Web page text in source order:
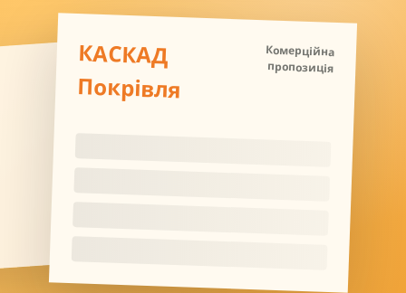
КАСКАД
Покрівля
Комерційна
пропозиція